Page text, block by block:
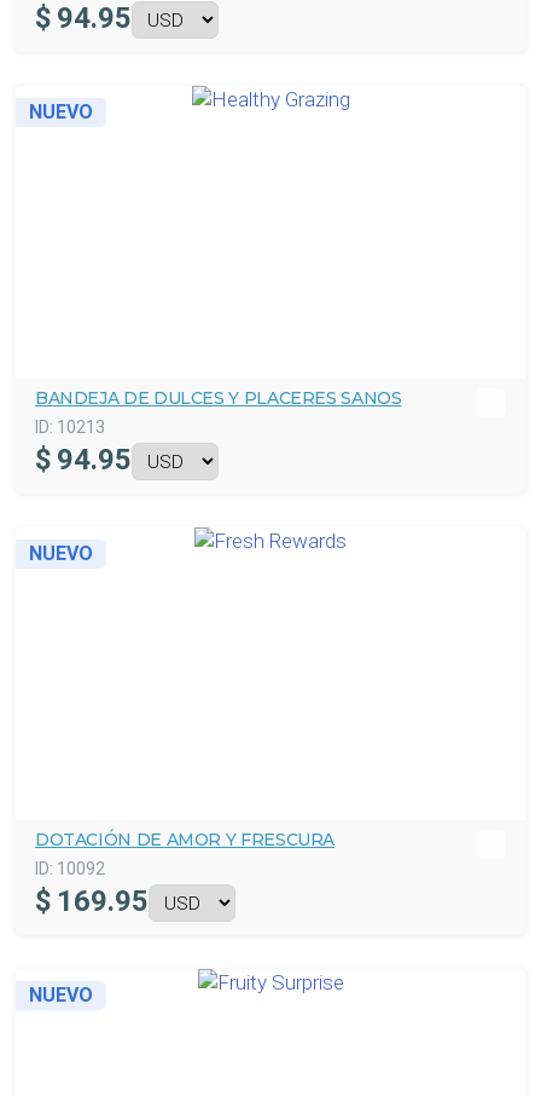
$ 94.95
NUEVO
BANDEJA DE DULCES Y PLACERES SANOS
ID: 10213
$ 94.95
NUEVO
DOTACIÓN DE AMOR Y FRESCURA
ID: 10092
$ 169.95
NUEVO